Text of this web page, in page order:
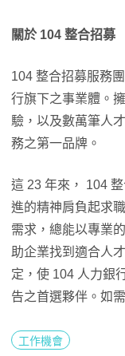
關於 104 整合招募
104 整合招募服務
行旗下之事業體。
驗，以及數萬筆人
務之第一品牌。
這 23 年來， 104
進的精神肩負起求
需求，總能以專業
助企業找到適合人
定，使 104 人力銀
告之首選夥伴。如
工作機會